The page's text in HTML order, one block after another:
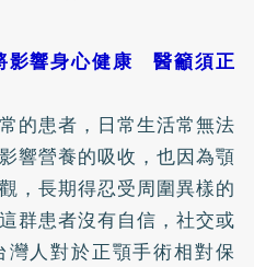
響身心健康 醫籲須正
的患者，日常生活常無法
響營養的吸收，也因為顎
，長期得忍受周圍異樣的
群患者沒有自信，社交或
人對於正顎手術相對保